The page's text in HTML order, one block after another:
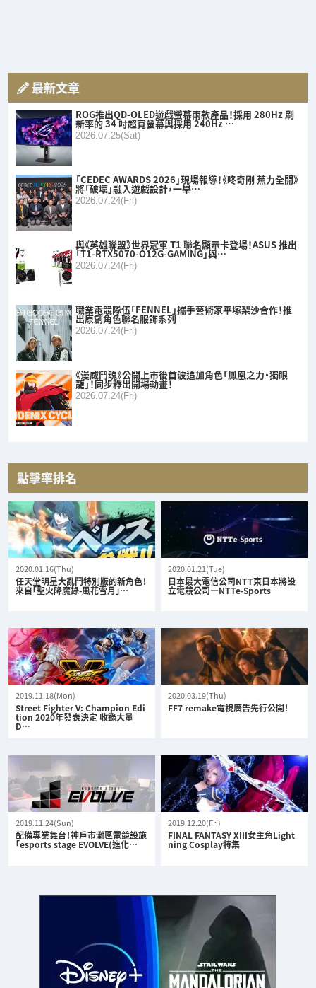
最新文章
ROG推出QD-OLED遊戲螢幕兩款產品！採用 280Hz 刷
新率的 34 吋超寬螢幕與採用 240Hz …
2026.07.25(Sat)
「CEDEC AWARDS 2026」現場報導！《咚奇剛 蕉力全開》
將「破壞」融入遊戲設計，一舉…
2026.07.24(Fri)
與《英雄聯盟》世界冠軍 T1 聯名顯示卡登場！ASUS 推出
「T1-RTX5070-O12G-GAMING」與…
2026.07.24(Fri)
職業電競隊伍「FENNEL」攜手藝術家平塚梨沙合作！推
出原創角色聯名服飾系列
2026.07.24(Fri)
《漫威鬥魂》公開上市後首波追加角色「鳳凰之力・獨眼
龍」！同步釋出開場動畫！
2026.07.24(Fri)
點擊率排名
2020.01.16(Thu)
任天堂明星大亂鬥特別版的新角色！
來自「聖火降魔錄-風花雪月」…
2020.01.21(Tue)
日本最大電信公司NTT東日本將設
立電競公司—NTTe-Sports
2019.11.18(Mon)
Street Fighter V: Champion Edi
tion 2020年發表決定 收錄大量
D…
2020.03.19(Thu)
FF7 remake電視廣告先行公開！
2019.11.24(Sun)
配備專業舞台！神戶市灘區電競設施
「esports stage EVOLVE(進化…
2019.12.20(Fri)
FINAL FANTASY XIII女主角Light
ning Cosplay特集